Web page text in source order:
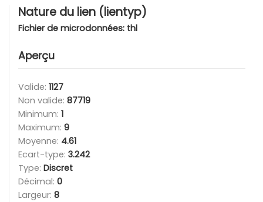
Nature du lien (lientyp)
Fichier de microdonnées: thl
Aperçu
Valide: 1127
Non valide: 87719
Minimum: 1
Maximum: 9
Moyenne: 4.61
Ecart-type: 3.242
Type: Discret
Décimal: 0
Largeur: 8